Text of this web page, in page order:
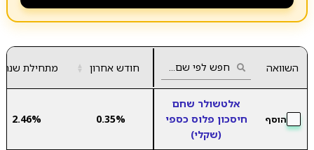
השוואה חודש אחרון ▲
▼ מתחילת שנה
הוסף
אלטשולר שחם
חיסכון פלוס כספי
(שקלי)
0.35%
2.46%